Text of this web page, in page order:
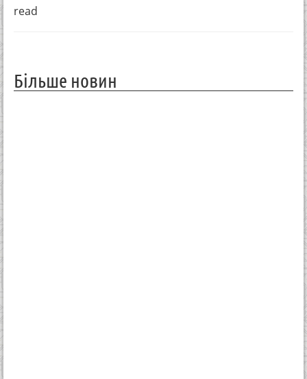
read
Більше новин